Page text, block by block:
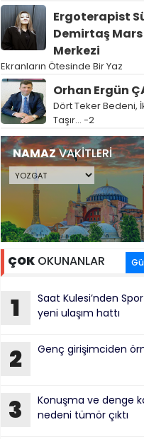
Ergoterapist
Demirtaş
Merkezi
Ekranların Ötesinde Bir Yaz
Orhan Ergün
Dört Teker Bedeni,
Taşır… -2
NAMAZVAKİTLERİ
ÇOKOKUNANLAR
1
Saat Kulesi’nden
yeni ulaşım hattı
2 Genç girişimciden
3
Konuşma ve denge
nedeni tümör çıktı